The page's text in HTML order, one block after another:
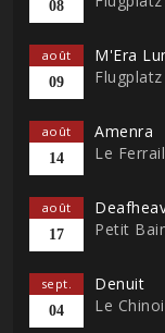
08
août
09
M'Era
août
14
Amenra
Le
août
17
Petit
sept.
04
Denuit
Le